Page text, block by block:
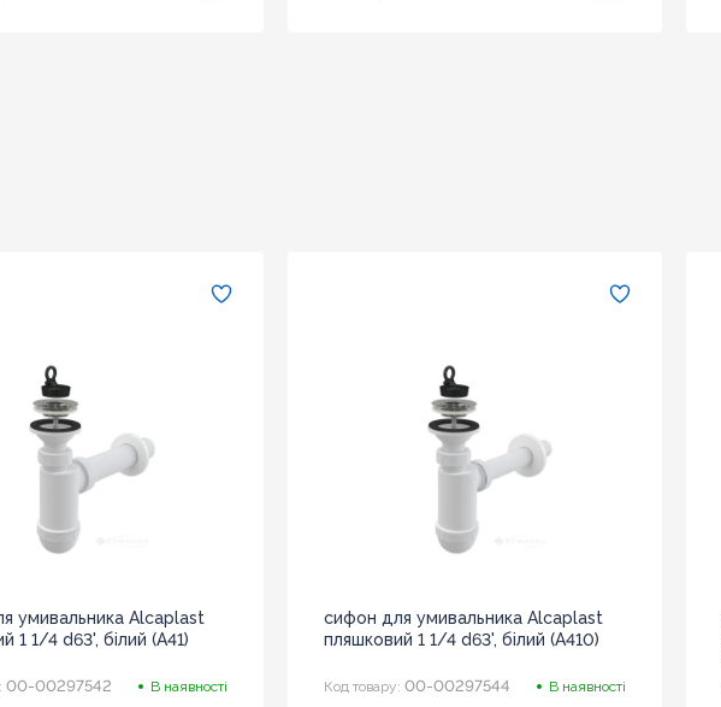
умивальника Alcaplast
1 1/4 d63', білий (А41)
00-00297542 В наявності
сифон для умивальника Alcaplast
пляшковий 1 1/4 d63', білий (А410)
Код товару: 00-00297544 В наявності